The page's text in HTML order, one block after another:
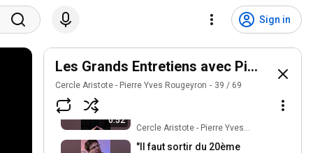
Sign in
Les Grands Entretiens avec Pierre-
Cercle Aristote - Pierre Yves Rougeyron 39 / 69
européennes sont des
pousse-au-crime" Pierre-
Cercle Aristote - Pierre Yves Rougeyron
35
La petitesse de l'esprit
européen contemporain -
#ge de Février 2023
36
0:52
#ge de Février 2023
Cercle Aristote - Pierre Yves Rougeyron
"Il faut sortir du 20ème